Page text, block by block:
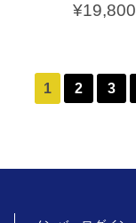
¥19,800
1 2 3